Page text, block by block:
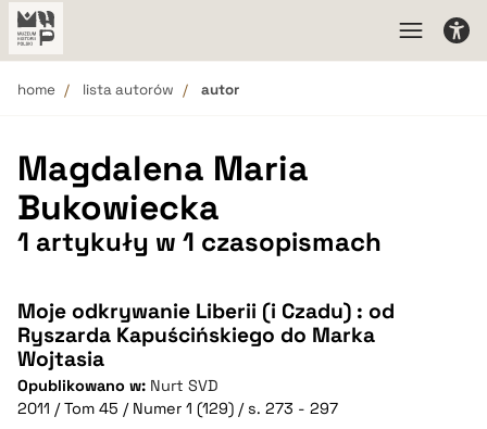
home lista autorów autor
Magdalena Maria
Bukowiecka
1 artykuły w 1 czasopismach
Moje odkrywanie Liberii (i Czadu) : od
Ryszarda Kapuścińskiego do Marka
Wojtasia
Opublikowano w: Nurt SVD
2011 / Tom 45 / Numer 1 (129) / s. 273 - 297